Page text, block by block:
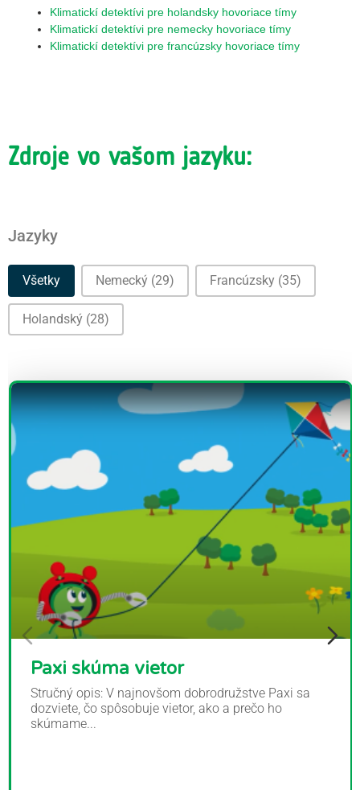
Klimatickí detektívi pre holandsky hovoriace tímy
Klimatickí detektívi pre nemecky hovoriace tímy
Klimatickí detektívi pre francúzsky hovoriace tímy
Zdroje vo vašom jazyku:
Jazyky
Jazyky
Všetky Nemecký (29) Francúzsky (35)
Holandský (28)
Paxi skúma vietor
Stručný opis: V najnovšom dobrodružstve Paxi sa
dozviete, čo spôsobuje vietor, ako a prečo ho
skúmame...